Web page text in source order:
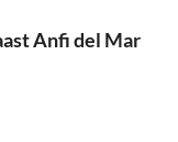
Anfi del Mar